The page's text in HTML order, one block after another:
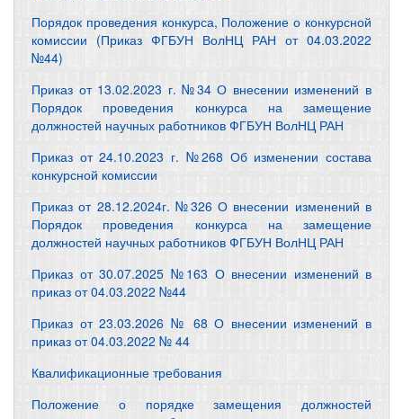
Порядок проведения конкурса, Положение о конкурсной
комиссии (Приказ ФГБУН ВолНЦ РАН от 04.03.2022
№44)
Приказ от 13.02.2023 г. №34 О внесении изменений в
Порядок проведения конкурса на замещение
должностей научных работников ФГБУН ВолНЦ РАН
Приказ от 24.10.2023 г. №268 Об изменении состава
конкурсной комиссии
Приказ от 28.12.2024г. №326 О внесении изменений в
Порядок проведения конкурса на замещение
должностей научных работников ФГБУН ВолНЦ РАН
Приказ от 30.07.2025 №163 О внесении изменений в
приказ от 04.03.2022 №44
Приказ от 23.03.2026 № 68 О внесении изменений в
приказ от 04.03.2022 № 44
Квалификационные требования
Положение о порядке замещения должностей